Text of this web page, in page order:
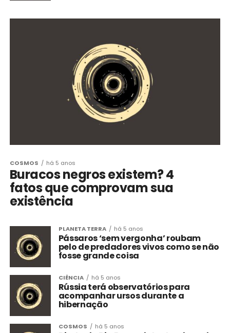
COSMOS há 5 anos
Buracos negros existem? 4
fatos que comprovam sua
existência
PLANETA TERRA há 5 anos
Pássaros ‘sem vergonha’ roubam
pelo de predadores vivos como se não
fosse grande coisa
CIÊNCIA há 5 anos
Rússia terá observatórios para
acompanhar ursos durante a
hibernação
COSMOS há 5 anos